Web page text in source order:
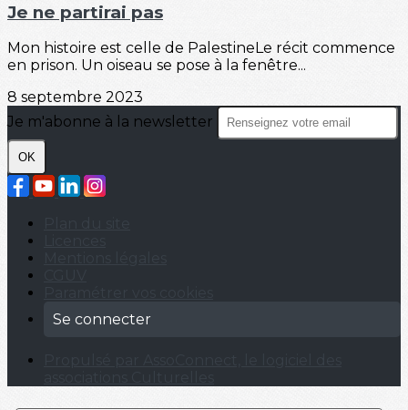
Je ne partirai pas
Mon histoire est celle de PalestineLe récit commence
en prison. Un oiseau se pose à la fenêtre...
8 septembre 2023
Je m'abonne à la newsletter
OK
Se connecter